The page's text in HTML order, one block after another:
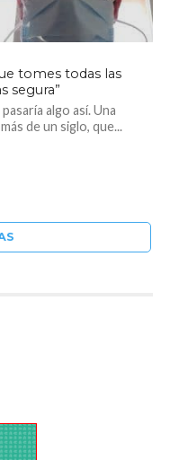
tomes todas las
segura”
algo así. Una
de un siglo, que...